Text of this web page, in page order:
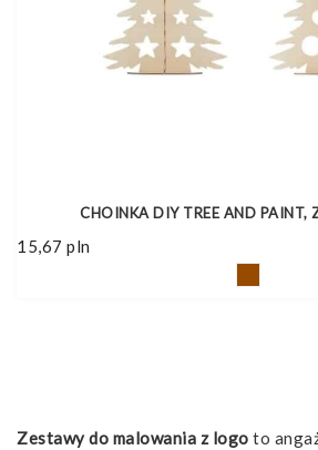
CHOINKA DIY TREE AND PAINT,
15,67 pln
Zestawy do malowania z logo to